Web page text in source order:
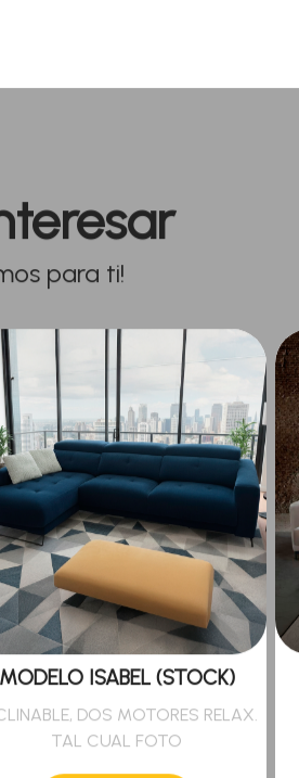
para ti!
MODELO ISABEL (STOCK)
DOS MOTORES RELAX.
TAL CUAL FOTO